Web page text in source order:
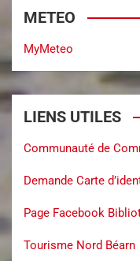
METEO
MyMeteo
LIENS UTILES
Communauté de
Demande Carte
Page Facebook
Tourisme Nord Béarn